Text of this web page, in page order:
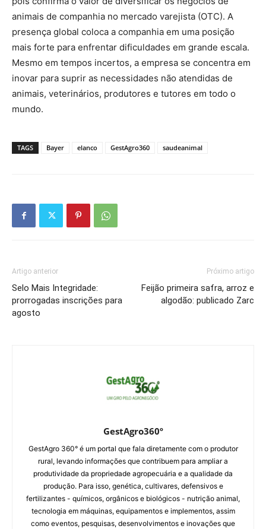
animais de companhia no mercado varejista (OTC). A
presença global coloca a companhia em uma posição
mais forte para enfrentar dificuldades em grande escala.
Mesmo em tempos incertos, a empresa se concentra em
inovar para suprir as necessidades não atendidas de
animais, veterinários, produtores e tutores em todo o
mundo.
TAGS Bayer elanco GestAgro360 saudeanimal
Artigo anterior
Selo Mais Integridade:
prorrogadas inscrições para
agosto
Próximo artigo
Feijão primeira safra, arroz e
algodão: publicado Zarc
GestAgro360º
GestAgro 360° é um portal que fala diretamente com o produtor
rural, levando informações que contribuem para ampliar a
produtividade da propriedade agropecuária e a qualidade da
produção. Para isso, genética, cultivares, defensivos e
fertilizantes - químicos, orgânicos e biológicos - nutrição animal,
tecnologia em máquinas, equipamentos e implementos, assim
como eventos, pesquisas, desenvolvimentos e inovações que